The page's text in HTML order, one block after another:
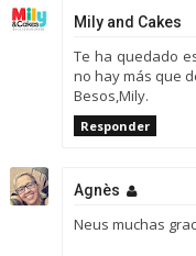
Mily and Cakes
Te ha quedado
no hay más que
Besos,Mily.
Responder
Agnès
Neus muchas